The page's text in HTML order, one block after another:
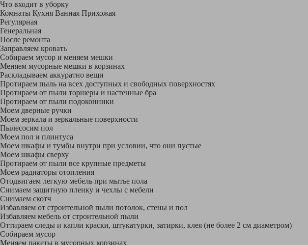
Что входит в уборку
Регу­лярная
Гене­ральная
После ремонта
Заправляем кровать
Собираем мусор и меняем мешки
Меняем мусорные мешки в корзинах
Раскладываем аккуратно вещи
Протираем пыль на всех доступных и свободных поверхностях
Протираем от пыли торшеры и настенные бра
Протираем от пыли подоконники
Моем дверные ручки
Моем зеркала и зеркальные поверхности
Пылесосим пол
Моем пол и плинтуса
Моем шкафы и тумбы внутри при условии, что они пустые
Моем шкафы сверху
Протираем от пыли все крупные предметы
Моем радиаторы отопления
Отодвигаем легкую мебель при мытье пола
Снимаем защитную пленку и чехлы с мебели
Снимаем скотч
Избавляем от строительной пыли потолок, стены и пол
Избавляем мебель от строительной пыли
Оттираем следы и капли краски, штукатурки, затирки, клея (не более 2 см диаметром)
Собираем мусор
Меняем пакеты в мусорных корзинах